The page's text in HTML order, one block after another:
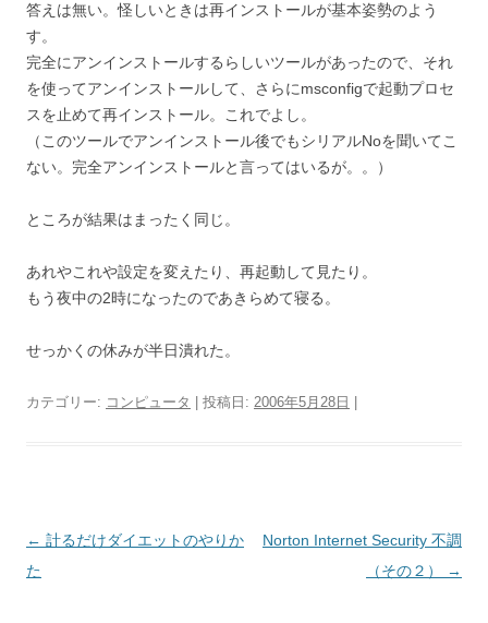
答えは無い。怪しいときは再インストールが基本姿勢のよう
す。
完全にアンインストールするらしいツールがあったので、それ
を使ってアンインストールして、さらにmsconfigで起動プロセ
スを止めて再インストール。これでよし。
（このツールでアンインストール後でもシリアルNoを聞いてこ
ない。完全アンインストールと言ってはいるが。。）
ところが結果はまったく同じ。
あれやこれや設定を変えたり、再起動して見たり。
もう夜中の2時になったのであきらめて寝る。
せっかくの休みが半日潰れた。
カテゴリー: コンピュータ | 投稿日: 2006年5月28日
投
稿
← 計るだけダイエットのやりか
た
Norton Internet Security 不調
（その２）
→